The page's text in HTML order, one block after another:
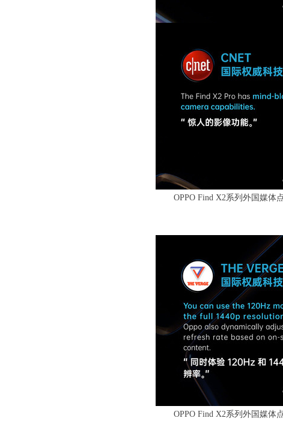
OPPO Find X2系列外国媒体
OPPO Find X2系列外国媒体